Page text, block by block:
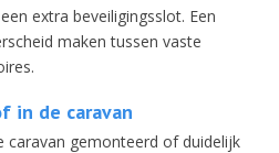
extra beveiligingsslot. Een
maken tussen vaste
in de caravan
caravan gemonteerd of duidelijk